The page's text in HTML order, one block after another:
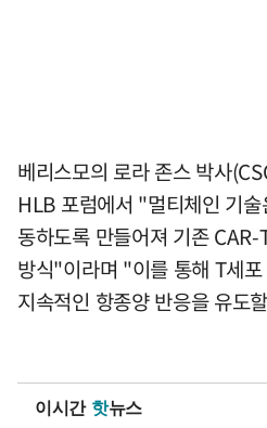
베리스모의 로라 존스 박사
HLB 포럼에서 "멀티체인 기
동하도록 만들어져 기존
방식"이라며 "이를 통해 T세
지속적인 항종양 반응을 유도
이시간 핫뉴스